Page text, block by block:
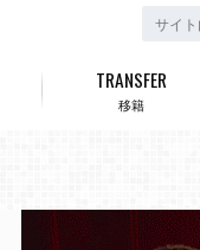
移籍
TRANSFER